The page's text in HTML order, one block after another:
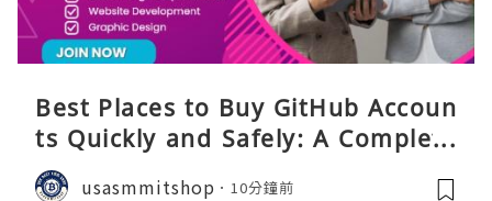
Best Places to Buy GitHub Accoun
ts Quickly and Safely: A Complete
Guide
usasmmitshop 10分鐘前